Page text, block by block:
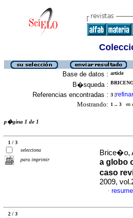
Base de datos : article
B�squeda :
Referencias encontradas : 3 [refinar
Mostrando: 1 .. 3 en
p�gina 1 de 1
1 / 3
selecciona
para imprimir
Brice�o,
a globo
caso
2009,
·
2 / 3